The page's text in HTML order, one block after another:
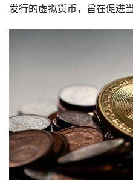
发行的虚拟货币，旨在促进